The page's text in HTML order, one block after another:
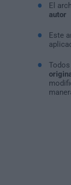
El
autor
Este